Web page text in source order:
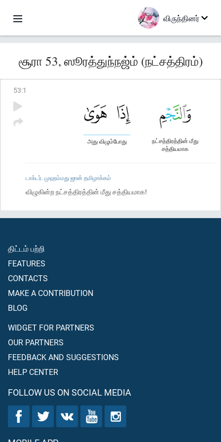
விருந்தினர்
சூரா 53, ஸூரத்துந்நஜ்ம் (நட்சத்திரம்)
53:1
நட்சத்திரத்தின் மீது
சத்தியமாக
அது விழும்போது
டாக்டர். முஹம்மது ஜான் தமிழாக்கம்
விழுகின்ற நட்சத்திரத்தின் மீது சத்தியமாக!
திட்டம் பற்றி
FEATURES
CONTACTS
MAKE A CONTRIBUTION
BLOG
WIDGET FOR PARTNERS
OUR PARTNERS
FEEDBACK AND SUGGESTIONS
HELP CENTER
FOLLOW US ON SOCIAL MEDIA